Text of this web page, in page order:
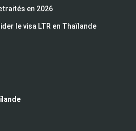
en 2026
le visa LTR en Thaïlande